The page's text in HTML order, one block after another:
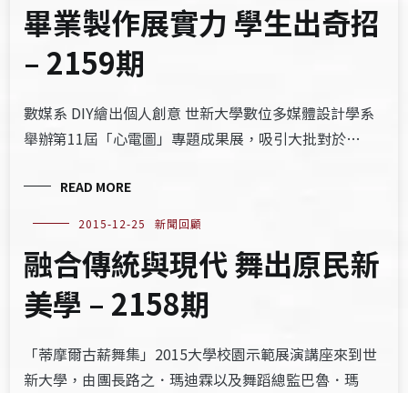
畢業製作展實力 學生出奇招
– 2159期
數媒系 DIY繪出個人創意 世新大學數位多媒體設計學系
舉辦第11屆「心電圖」專題成果展，吸引大批對於…
READ MORE
2015-12-25 新聞回顧
融合傳統與現代 舞出原民新
美學 – 2158期
「蒂摩爾古薪舞集」2015大學校園示範展演講座來到世
新大學，由團長路之．瑪迪霖以及舞蹈總監巴魯．瑪